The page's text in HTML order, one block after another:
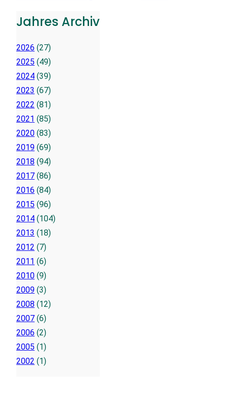
Jahres Archiv
2026 (27)
2025 (49)
2024 (39)
2023 (67)
2022 (81)
2021 (85)
2020 (83)
2019 (69)
2018 (94)
2017 (86)
2016 (84)
2015 (96)
2014 (104)
2013 (18)
2012 (7)
2011 (6)
2010 (9)
2009 (3)
2008 (12)
2007 (6)
2006 (2)
2005 (1)
2002 (1)